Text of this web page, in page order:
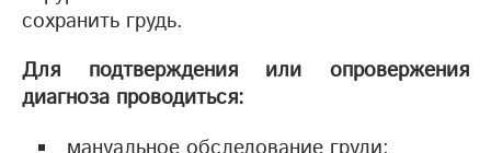
сохранить грудь.
Для подтверждения или опровержения
диагноза проводиться: